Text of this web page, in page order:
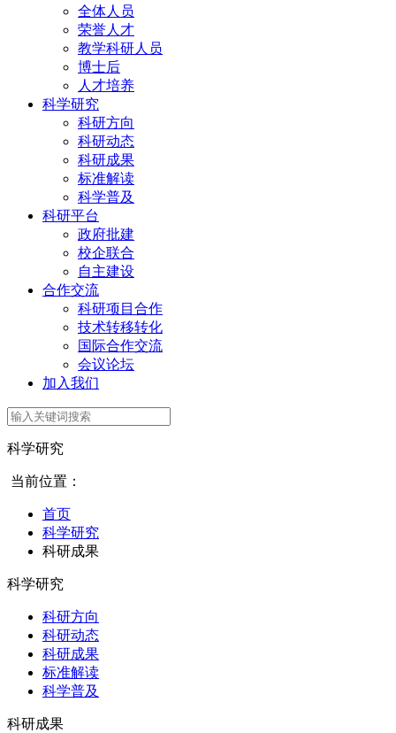
全体人员
荣誉人才
教学科研人员
博士后
人才培养
科学研究
科研方向
科研动态
科研成果
标准解读
科学普及
科研平台
政府批建
校企联合
自主建设
合作交流
科研项目合作
技术转移转化
国际合作交流
会议论坛
加入我们
科学研究
当前位置：
首页
科学研究
科研成果
科学研究
科研方向
科研动态
科研成果
标准解读
科学普及
科研成果